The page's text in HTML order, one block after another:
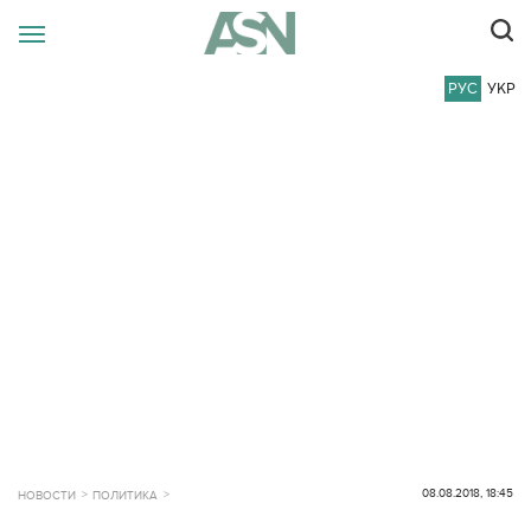
РУС УКР
НОВОСТИ ПОЛИТИКА 08.08.2018, 18:45